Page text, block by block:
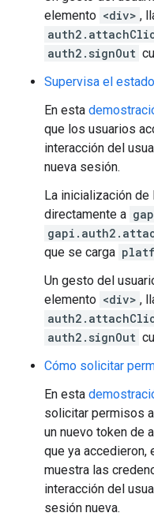
elemento <div> ,
auth2.signOut
Supervisa el
En esta
que los usuarios
interacción del
nueva sesión.
La inicialización
directamente a
que se carga
Un gesto del
elemento <div> ,
auth2.signOut
Cómo solicitar
En esta
solicitar permisos
un nuevo token de
que ya accedieron,
muestra las
interacción del
sesión nueva.